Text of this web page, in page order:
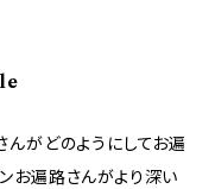
んがどのようにしてお遍
お遍路さんがより深い